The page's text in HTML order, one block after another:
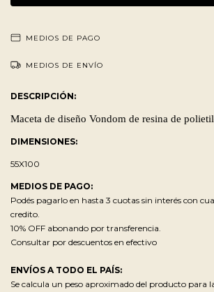
MEDIOS DE PAGO
MEDIOS DE ENVÍO
DESCRIPCIÓN:
Maceta de diseño Vondom de resina de
DIMENSIONES:
55X100
MEDIOS DE PAGO:
Podés pagarlo en hasta 3 cuotas sin interés con
credito.
10% OFF abonando por transferencia.
Consultar por descuentos en efectivo
ENVÍOS A TODO EL PAÍS:
Se calcula un peso aproximado del producto para